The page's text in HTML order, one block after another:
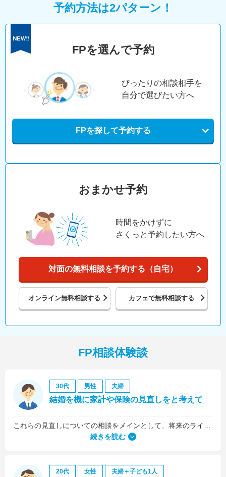
予約方法は2パターン！
FPを選んで予約
ぴったりの相談相手を
自分で選びたい方へ
FPを探して予約する
おまかせ予約
時間をかけずに
さくっと予約したい方へ
対面の無料相談を予約する（自宅）
オンライン無料相談する カフェで無料相談する
FP相談体験談
30代 男性 夫婦
結婚を機に家計や保険の見直しをと考えて
続きを読む
20代 女性 夫婦＋子ども1人